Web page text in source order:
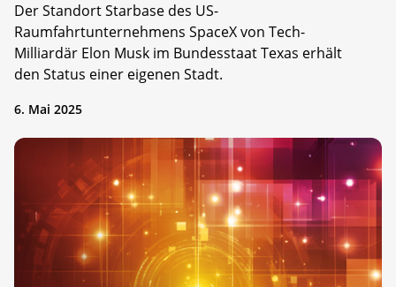
Der Standort Starbase des US-
Raumfahrtunternehmens SpaceX von Tech-
Milliardär Elon Musk im Bundesstaat Texas erhält
den Status einer eigenen Stadt.
6. Mai 2025